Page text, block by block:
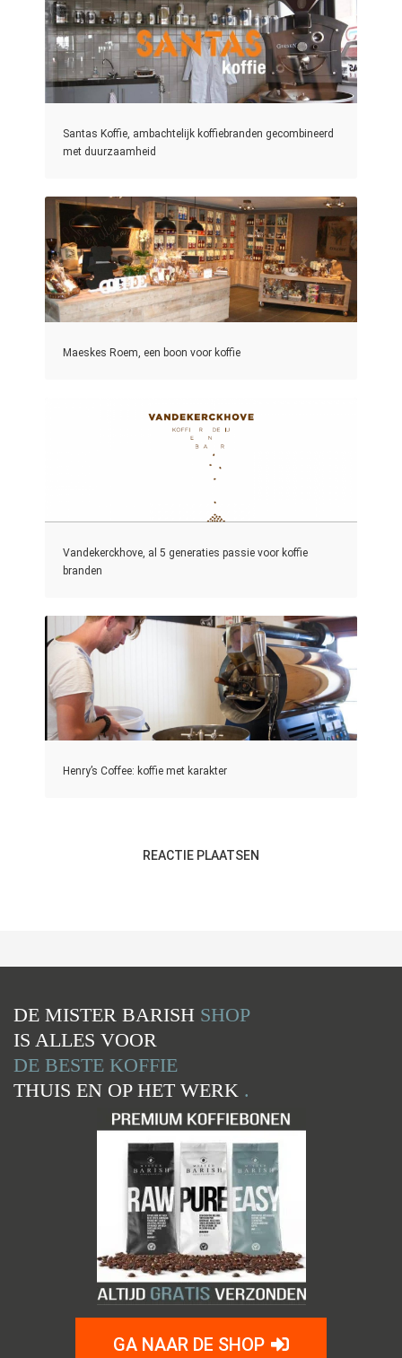
Santas Koffie, ambachtelijk koffiebranden gecombineerd
met duurzaamheid
Maeskes Roem, een boon voor koffie
Vandekerckhove, al 5 generaties passie voor koffie
branden
Henry’s Coffee: koffie met karakter
REACTIE PLAATSEN
DE MISTER BARISH SHOP
IS ALLES VOOR
DE BESTE KOFFIE
THUIS EN OP HET WERK .
GA NAAR DE SHOP